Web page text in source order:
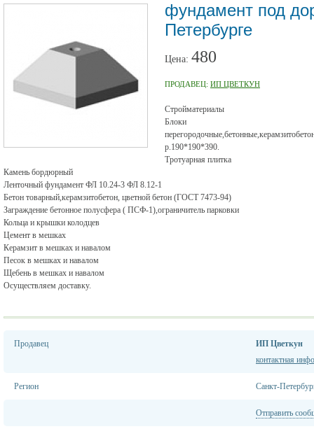
фундамент под
Петербурге
Цена: 480
ПРОДАВЕЦ: ИП ЦВЕТКУН
Стройматериалы
Блоки
р.190*190*390.
Тротуарная плитка
Камень бордюрный
Ленточный фундамент ФЛ 10.24-3 ФЛ 8.12-1
Бетон товарный,керамзитобетон, цветной бетон (ГОСТ 7473-94)
Заграждение бетонное полусфера ( ПСФ-1),ограничитель парковки
Кольца и крышки колодцев
Цемент в мешках
Керамзит в мешках и навалом
Песок в мешках и навалом
Щебень в мешках и навалом
Осуществляем доставку.
Продавец
ИП Цветкун
контактная
Регион Санкт-
Отправить